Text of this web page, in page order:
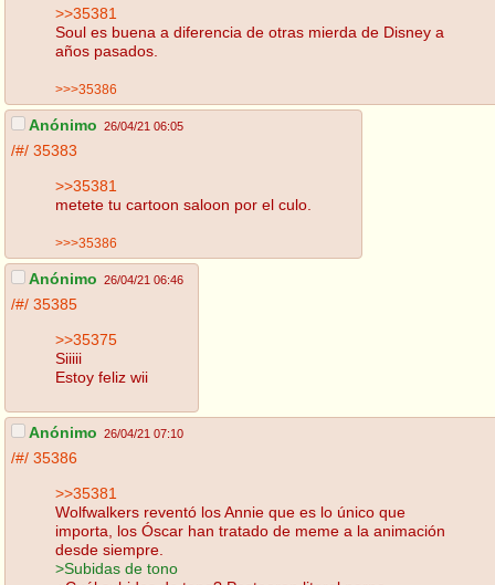
>>35381
Soul es buena a diferencia de otras mierda de Disney a
años pasados.
>>>35386
Anónimo 26/04/21 06:05
/#/ 35383
>>35381
metete tu cartoon saloon por el culo.
>>>35386
Anónimo 26/04/21 06:46
/#/ 35385
>>35375
Siiiii
Estoy feliz wii
Anónimo 26/04/21 07:10
/#/ 35386
>>35381
Wolfwalkers reventó los Annie que es lo único que
importa, los Óscar han tratado de meme a la animación
desde siempre.
>Subidas de tono